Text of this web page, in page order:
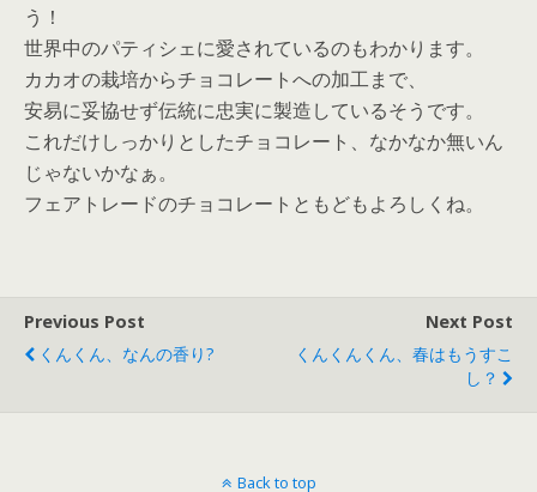
う！
世界中のパティシェに愛されているのもわかります。
カカオの栽培からチョコレートへの加工まで、
安易に妥協せず伝統に忠実に製造しているそうです。
これだけしっかりとしたチョコレート、なかなか無いん
じゃないかなぁ。
フェアトレードのチョコレートともどもよろしくね。
Previous Post
くんくん、なんの香り?
Next Post
くんくんくん、春はもうすこ
し？
Back to top